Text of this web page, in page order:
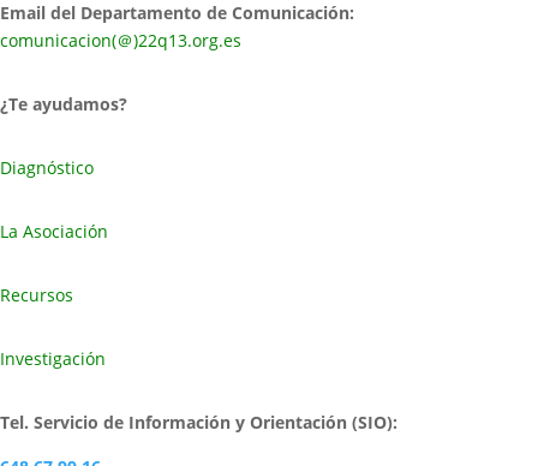
Email del Departamento de Comunicación:
comunicacion(＠)22q13.org.es
¿Te ayudamos?
Diagnóstico
La Asociación
Recursos
Investigación
Tel. Servicio de Información y Orientación (SIO):